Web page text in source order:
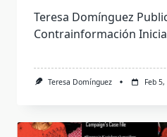
Teresa Domínguez
Contrainformación
Teresa Domínguez Feb